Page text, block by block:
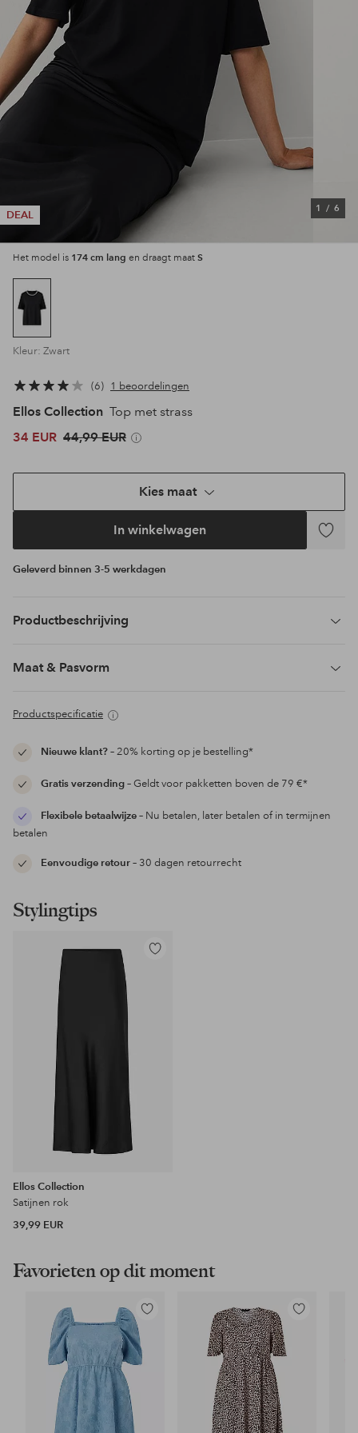
DEAL
1 / 6
Het model is 174 cm lang en draagt maat S
Kleur: Zwart
6 1 beoordelingen
Ellos Collection Top met strass
34 EUR 44,99 EUR
Kies maat
In winkelwagen
Geleverd binnen 3-5 werkdagen
Productbeschrijving
Maat & Pasvorm
Productspecificatie
Nieuwe klant?– 20% korting op je bestelling*
Gratis verzending– Geldt voor pakketten boven de 79 €*
Flexibele betaalwijze– Nu betalen, later betalen of in termijnen
betalen
Eenvoudige retour– 30 dagen retourrecht
Stylingtips
Toevoegen
Ellos Collection
Satijnen rok
39,99 EUR
Favorieten op dit moment
Toevoegen
aan
favorieten
Toevoegen